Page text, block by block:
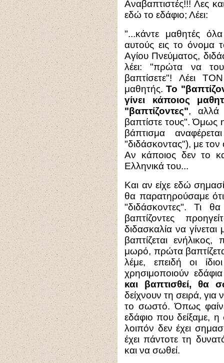
Αναβαπτιστές!!! Λες
εδώ το εδάφιο; Λέει:
"...κάντε μαθητές
αυτούς εις το όνομα
Αγίου Πνεύματος,
λέει: "πρώτα να
βαπτίσετε"! Λέει
μαθητής.Το
γίνει κάποιος
"βαπτίζοντες", αλλά
βαπτίστε τους". Όμως
βάπτισμα
"διδάσκοντας"), με
Αν κάποιος δεν το
Ελληνικά του...
Και αν είχε εδώ
θα παρατηρούσαμε ότι
"διδάσκοντες". Τι
βαπτίζοντες
διδασκαλία να
βαπτίζεται ενήλικος,
μωρό, πρώτα
λέμε, επειδή οι
χρησιμοποιούν
και βαπτισθεί, θα
δείχνουν τη σειρά, για
το σωστό. Όπως
εδάφιο που δείξαμε, η
λοιπόν δεν έχει
έχει πάντοτε τη
και να σωθεί.